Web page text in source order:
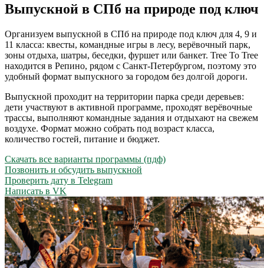
Выпускной в СПб на природе под ключ
Организуем выпускной в СПб на природе под ключ для 4, 9 и
11 класса: квесты, командные игры в лесу, верёвочный парк,
зоны отдыха, шатры, беседки, фуршет или банкет. Tree To Tree
находится в Репино, рядом с Санкт-Петербургом, поэтому это
удобный формат выпускного за городом без долгой дороги.
Выпускной проходит на территории парка среди деревьев:
дети участвуют в активной программе, проходят верёвочные
трассы, выполняют командные задания и отдыхают на свежем
воздухе. Формат можно собрать под возраст класса,
количество гостей, питание и бюджет.
Скачать все варианты программы (пдф)
Позвонить и обсудить выпускной
Проверить дату в Telegram
Написать в VK